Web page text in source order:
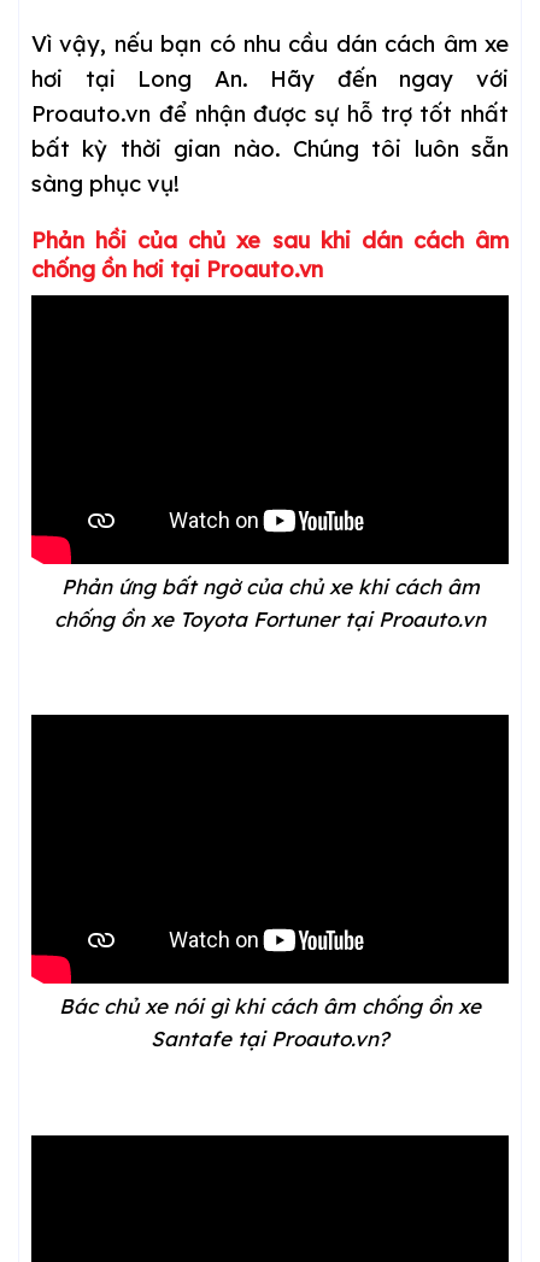
Vì vậy, nếu bạn có nhu cầu dán cách âm xe
hơi tại Long An. Hãy đến ngay với
Proauto.vn để nhận được sự hỗ trợ tốt nhất
bất kỳ thời gian nào. Chúng tôi luôn sẵn
sàng phục vụ!
Phản hồi của chủ xe sau khi dán cách âm
chống ồn hơi tại Proauto.vn
Phản ứng bất ngờ của chủ xe khi cách âm
chống ồn xe Toyota Fortuner tại Proauto.vn
Bác chủ xe nói gì khi cách âm chống ồn xe
Santafe tại Proauto.vn?